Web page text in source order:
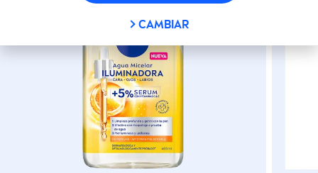
CAMBIAR